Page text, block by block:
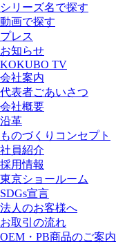
シリーズ名で探す
動画で探す
プレス
お知らせ
KOKUBO TV
会社案内
代表者ごあいさつ
会社概要
沿革
ものづくりコンセプト
社員紹介
採用情報
東京ショールーム
SDGs宣言
法人のお客様へ
お取引の流れ
OEM・PB商品のご案内